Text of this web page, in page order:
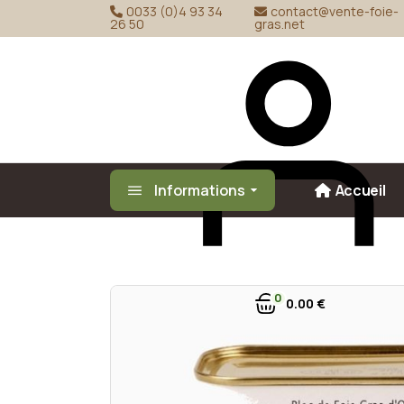
content
0033 (0)4 93 34
26 50
contact@vente-foie-
gras.net
0 0 00 €
Informations Accueil